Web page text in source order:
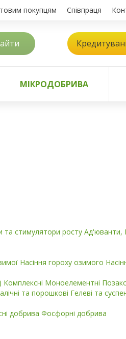
покупцям Співпраця
МІКРОДОБРИВА
та стимулятори росту Ад'юванти,
Насіння гороху озимого
Комплексні Моноелементні
та порошкові Гелеві та
добрива Фосфорні добрива